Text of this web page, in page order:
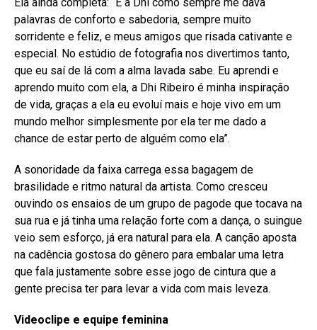
palavras de conforto e sabedoria, sempre muito
sorridente e feliz, e meus amigos que risada cativante e
especial. No estúdio de fotografia nos divertimos tanto,
que eu saí de lá com a alma lavada sabe. Eu aprendi e
aprendo muito com ela, a Dhi Ribeiro é minha inspiração
de vida, graças a ela eu evoluí mais e hoje vivo em um
mundo melhor simplesmente por ela ter me dado a
chance de estar perto de alguém como ela”.
A sonoridade da faixa carrega essa bagagem de
brasilidade e ritmo natural da artista. Como cresceu
ouvindo os ensaios de um grupo de pagode que tocava na
sua rua e já tinha uma relação forte com a dança, o suingue
veio sem esforço, já era natural para ela. A canção aposta
na cadência gostosa do gênero para embalar uma letra
que fala justamente sobre esse jogo de cintura que a
gente precisa ter para levar a vida com mais leveza.
Videoclipe e equipe feminina